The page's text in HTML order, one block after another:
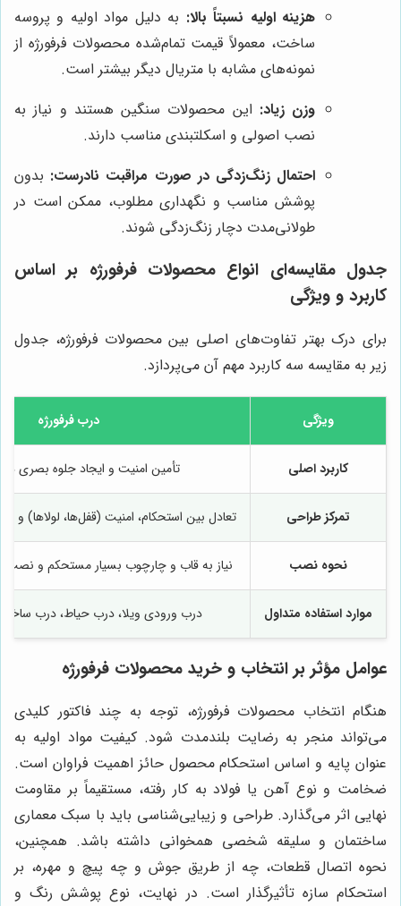
هزینه اولیه نسبتاً بالا: به دلیل مواد اولیه و پروسه
ساخت، معمولاً قیمت تمام‌شده محصولات فرفورژه از
نمونه‌های مشابه با متریال دیگر بیشتر است.
وزن زیاد: این محصولات سنگین هستند و نیاز به
نصب اصولی و اسکلتبندی مناسب دارند.
احتمال زنگ‌زدگی در صورت مراقبت نادرست: بدون
پوشش مناسب و نگهداری مطلوب، ممکن است در
طولانی‌مدت دچار زنگ‌زدگی شوند.
جدول مقایسه‌ای انواع محصولات فرفورژه بر اساس
کاربرد و ویژگی
برای درک بهتر تفاوت‌های اصلی بین محصولات فرفورژه، جدول
زیر به مقایسه سه کاربرد مهم آن می‌پردازد.
ویژگی درب فرفورژه
کاربرد اصلی تأمین امنیت و ایجاد جلوه بصری
تمرکز طراحی تعادل بین استحکام، امنیت (قفل‌ها، لولاها) و
نحوه نصب نیاز به قاب و چارچوب بسیار مستحکم و نصب
موارد استفاده متداول درب ورودی ویلا، درب حیاط، درب
عوامل مؤثر بر انتخاب و خرید محصولات فرفورژه
هنگام انتخاب محصولات فرفورژه، توجه به چند فاکتور کلیدی
می‌تواند منجر به رضایت بلندمدت شود. کیفیت مواد اولیه به
عنوان پایه و اساس استحکام محصول حائز اهمیت فراوان است.
ضخامت و نوع آهن یا فولاد به کار رفته، مستقیماً بر مقاومت
نهایی اثر می‌گذارد. طراحی و زیبایی‌شناسی باید با سبک معماری
ساختمان و سلیقه شخصی همخوانی داشته باشد. همچنین،
نحوه اتصال قطعات، چه از طریق جوش و چه پیچ و مهره، بر
استحکام سازه تأثیرگذار است. در نهایت، نوع پوشش رنگ و